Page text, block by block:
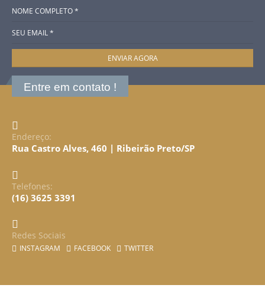
Entre em contato !
Endereço:
Rua Castro Alves, 460 | Ribeirão Preto/SP
Telefones:
(16) 3625 3391
Redes Sociais
INSTAGRAM FACEBOOK TWITTER